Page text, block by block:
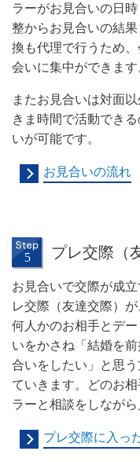
ラーがお見合いの日
整からお見合いの結
換も代理で行うため
会いに集中ができます
またお見合いは対面
きま時間で活動でき
いが可能です。
お見合いの流れ
プレ交際（
お見合いで交際が成
レ交際（友達交際）が
何人かのお相手とデ
いをかさね「結婚を前
合いをしたい」と思
ていきます。どのお
ラーと相談をしながら
プレ交際に入っ